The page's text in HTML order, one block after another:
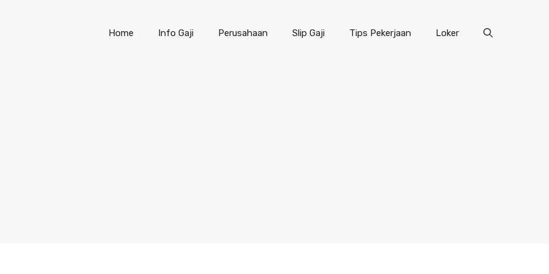
Home Info Gaji Perusahaan Slip Gaji Tips Pekerjaan Loker